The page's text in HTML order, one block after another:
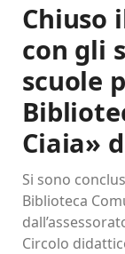
Chiuso
con gli
scuole
Ciaia»
Si sono
Biblioteca
Circolo